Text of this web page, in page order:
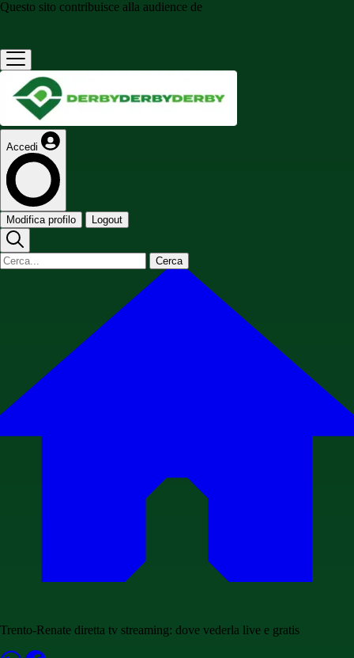
Questo sito contribuisce alla audience de
Accedi
Modifica profilo Logout
Cerca
Trento-Renate diretta tv streaming: dove vederla live e gratis